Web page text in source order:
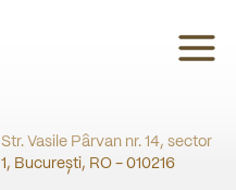
Str. Vasile Pârvan nr. 14, sector
1, București, RO - 010216